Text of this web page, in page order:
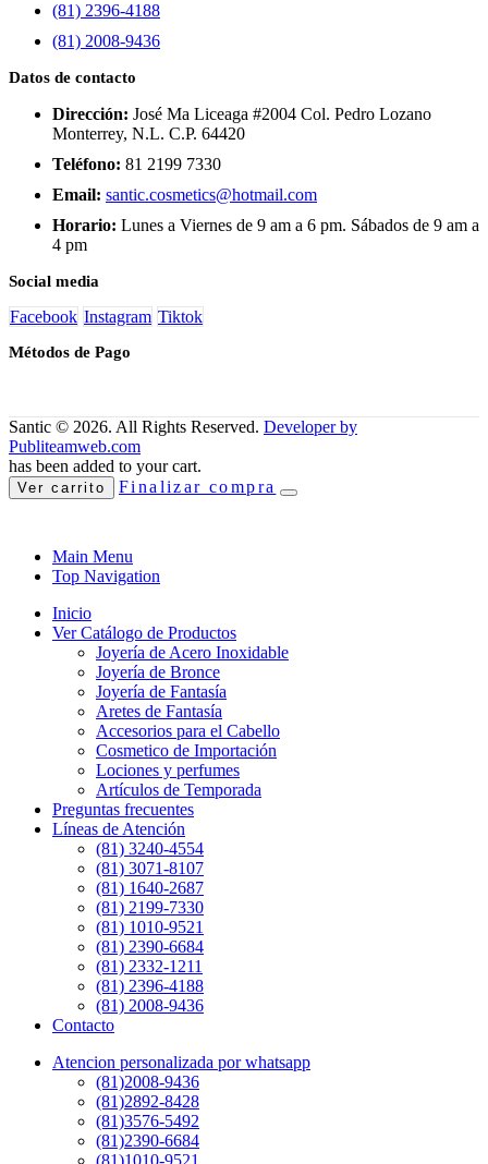
(81) 2396-4188
(81) 2008-9436
Datos de contacto
Dirección: José Ma Liceaga #2004 Col. Pedro Lozano
Monterrey, N.L. C.P. 64420
Teléfono: 81 2199 7330
Email: santic.cosmetics@hotmail.com
Horario: Lunes a Viernes de 9 am a 6 pm. Sábados de 9 am a
4 pm
Social media
Facebook Instagram Tiktok
Métodos de Pago
Santic © 2026. All Rights Reserved. Developer by
Publiteamweb.com
has been added to your cart.
Ver carrito Finalizar compra
Main Menu
Top Navigation
Inicio
Ver Catálogo de Productos
Joyería de Acero Inoxidable
Joyería de Bronce
Joyería de Fantasía
Aretes de Fantasía
Accesorios para el Cabello
Cosmetico de Importación
Lociones y perfumes
Artículos de Temporada
Preguntas frecuentes
Líneas de Atención
(81) 3240-4554
(81) 3071-8107
(81) 1640-2687
(81) 2199-7330
(81) 1010-9521
(81) 2390-6684
(81) 2332-1211
(81) 2396-4188
(81) 2008-9436
Contacto
Atencion personalizada por whatsapp
(81)2008-9436
(81)2892-8428
(81)3576-5492
(81)2390-6684
(81)1010-9521